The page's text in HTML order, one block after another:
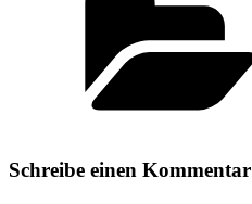
Schreibe einen Kommentar